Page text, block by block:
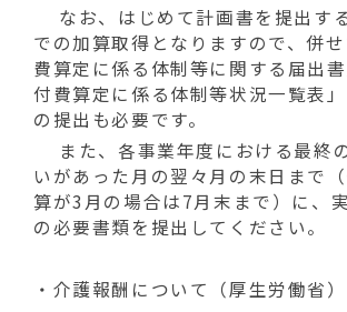
なお、はじめて計画書を提出す
での加算取得となりますので、併
費算定に係る体制等に関する届出
付費算定に係る体制等状況一覧表
の提出も必要です。
また、各事業年度における最終
いがあった月の翌々月の末日まで
算が3月の場合は7月末まで）に、
の必要書類を提出してください。
・介護報酬について（厚生労働省）